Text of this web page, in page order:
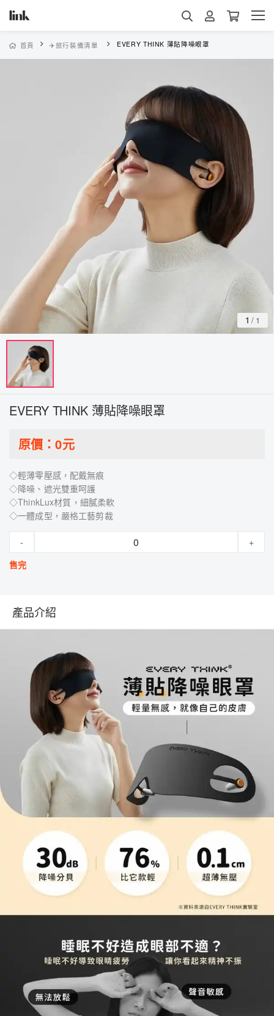
首頁 ✈️旅行裝備清單 EVERY THINK 薄貼降噪眼罩
1 / 1
EVERY THINK 薄貼降噪眼罩
原價：0元
◇輕薄零壓感，配戴無痕
◇降噪、遮光雙重呵護
◇ThinkLux材質，細膩柔軟
◇一體成型，嚴格工藝剪裁
-
+
售完
產品介紹